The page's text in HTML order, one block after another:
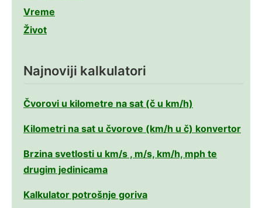
Vreme
Život
Najnoviji kalkulatori
Čvorovi u kilometre na sat (č u km/h)
Kilometri na sat u čvorove (km/h u č) konvertor
Brzina svetlosti u km/s , m/s, km/h, mph te
drugim jedinicama
Kalkulator potrošnje goriva